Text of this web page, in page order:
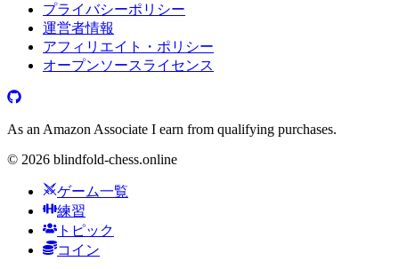
プライバシーポリシー
運営者情報
アフィリエイト・ポリシー
オープンソースライセンス
As an Amazon Associate I earn from qualifying purchases.
© 2026 blindfold-chess.online
ゲーム一覧
練習
トピック
コイン